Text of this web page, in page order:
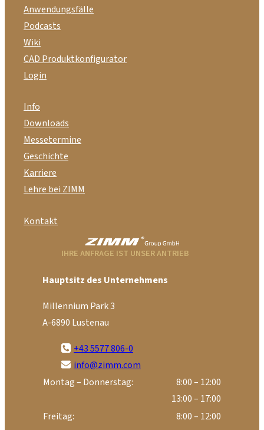
Anwendungsfälle
Podcasts
Wiki
CAD Produktkonfigurator
Login
Info
Downloads
Messetermine
Geschichte
Karriere
Lehre bei ZIMM
Kontakt
IHRE ANFRAGE IST UNSER ANTRIEB
Hauptsitz des Unternehmens
Millennium Park 3
A-6890 Lustenau
+43 5577 806-0
info@zimm.com
Montag – Donnerstag:
8:00 – 12:00
13:00 – 17:00
Freitag:
8:00 – 12:00